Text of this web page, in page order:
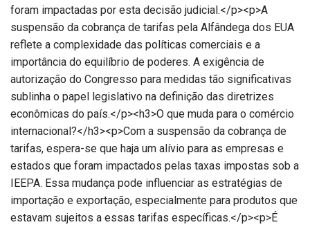
foram impactadas por esta decisão judicial.</p><p>A
suspensão da cobrança de tarifas pela Alfândega dos EUA
reflete a complexidade das políticas comerciais e a
importância do equilíbrio de poderes. A exigência de
autorização do Congresso para medidas tão significativas
sublinha o papel legislativo na definição das diretrizes
econômicas do país.</p><h3>O que muda para o comércio
internacional?</h3><p>Com a suspensão da cobrança de
tarifas, espera-se que haja um alívio para as empresas e
estados que foram impactados pelas taxas impostas sob a
IEEPA. Essa mudança pode influenciar as estratégias de
importação e exportação, especialmente para produtos que
estavam sujeitos a essas tarifas específicas.</p><p>É